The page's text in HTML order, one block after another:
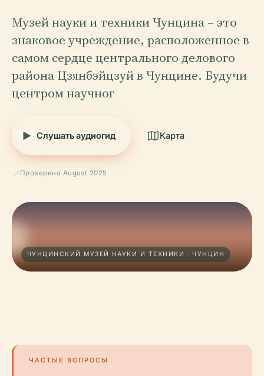
Музей науки и техники Чунцина – это
знаковое учреждение, расположенное в
самом сердце центрального делового
района Цзянбэйцзуй в Чунцине. Будучи
центром научног
Слушать аудиогид Карта
Проверено August 2025
ЧУНЦИНСКИЙ МУЗЕЙ НАУКИ И ТЕХНИКИ · ЧУНЦИН
ЧАСТЫЕ ВОПРОСЫ